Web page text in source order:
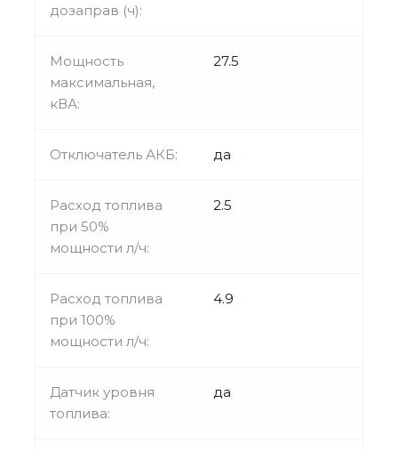
дозаправ (ч):
Мощность
максимальная,
кВА:
27.5
Отключатель АКБ: да
Расход топлива
при 50%
мощности л/ч:
2.5
Расход топлива
при 100%
мощности л/ч:
4.9
Датчик уровня
топлива:
да